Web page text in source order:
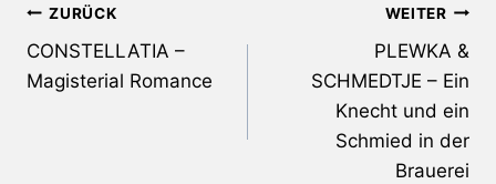
Beitragsnavigation
ZURÜCK
CONSTELLATIA –
Magisterial Romance
WEITER
PLEWKA &
SCHMEDTJE – Ein
Knecht und ein
Schmied in der
Brauerei